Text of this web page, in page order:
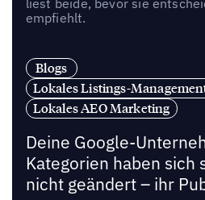
liest beide, bevor sie
empfiehlt.
Blogs
Lokales Listings-
Lokales AEO Marketing
Deine Google-
Kategorien haben sich
nicht geändert – ihr